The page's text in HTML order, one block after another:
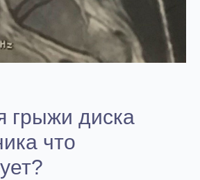
грыжи диска
что